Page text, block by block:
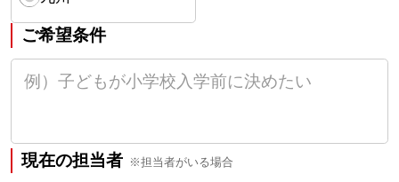
ご希望条件
現在の担当者 ※担当者がいる場合